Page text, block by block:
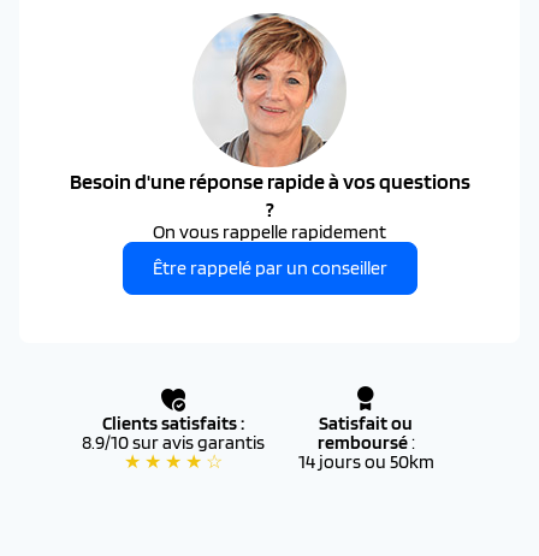
Besoin d'une réponse rapide à vos questions
?
On vous rappelle rapidement
Être rappelé par un conseiller
Clients satisfaits :
8.9/10 sur avis garantis
★ ★ ★ ★ ☆
Satisfait ou
remboursé:
14 jours ou 50km